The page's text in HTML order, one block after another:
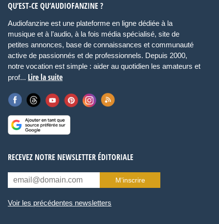
QU’EST-CE QU’AUDIOFANZINE ?
Audiofanzine est une plateforme en ligne dédiée à la
musique et à l’audio, à la fois média spécialisé, site de
petites annonces, base de connaissances et communauté
active de passionnés et de professionnels. Depuis 2000,
notre vocation est simple : aider au quotidien les amateurs et
prof... Lire la suite
RECEVEZ NOTRE NEWSLETTER ÉDITORIALE
M’inscrire
Voir les précédentes newsletters